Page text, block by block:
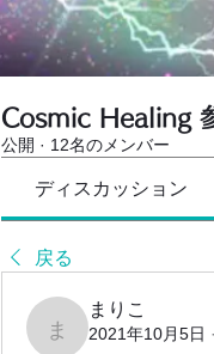
Cosmic Healing
公開 · 12名のメンバー
ディスカッション
戻る
まりこ
まりこ
2021年10月5日 ·